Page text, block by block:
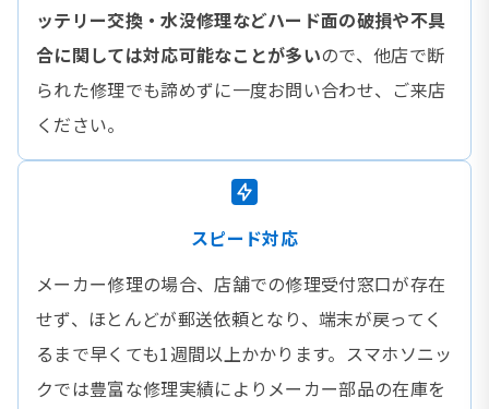
ッテリー交換・水没修理などハード面の破損や不具
合に関しては対応可能なことが多いので、他店で断
られた修理でも諦めずに一度お問い合わせ、ご来店
ください。
スピード対応
メーカー修理の場合、店舗での修理受付窓口が存在
せず、ほとんどが郵送依頼となり、端末が戻ってく
るまで早くても1週間以上かかります。スマホソニッ
クでは豊富な修理実績によりメーカー部品の在庫を